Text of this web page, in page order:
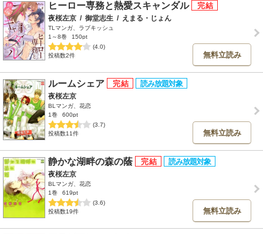
ヒーロー専務と熱愛スキャンダル
夜桜左京 / 御堂志生 / えまる・じょん
TLマンガ、ラブキッシュ
1～8巻
150pt
(4.0)
投稿数2件
無料立読み
ルームシェア
夜桜左京
BLマンガ、花恋
1巻
600pt
(3.7)
投稿数11件
無料立読み
静かな湖畔の森の蔭
夜桜左京
BLマンガ、花恋
1巻
619pt
(3.6)
投稿数19件
無料立読み